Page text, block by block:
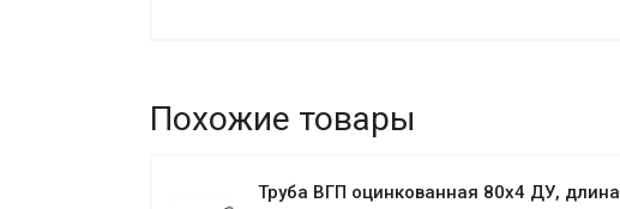
Похожие товары
Труба ВГП оцинкованная 80х4 ДУ, длина